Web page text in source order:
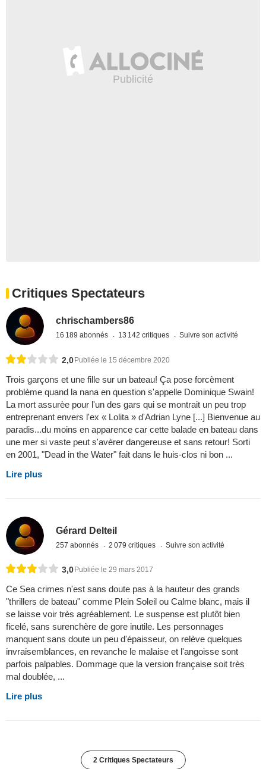
Critiques Spectateurs
chrischambers86
16 189 abonnés 13 142 critiques Suivre son activité
2,0 Publiée le 15 décembre 2020
Trois garçons et une fille sur un bateau! Ça pose forcèment
problème quand la nana en question s'appelle Dominique Swain!
La mort assurèe pour l'un des gars qui se montrait un peu trop
entreprenant envers l'ex « Lolita » d'Adrian Lyne [...] Bienvenue au
paradis...du moins en apparence car cette balade en bateau dans
une mer si vaste peut s'avèrer dangereuse et sans retour! Sorti
en 2001, "Dead in the Water" fait dans le huis-clos ni bon ...
Lire plus
Gérard Delteil
257 abonnés 2 079 critiques Suivre son activité
3,0 Publiée le 29 mars 2017
Ce Sea crimes n'est sans doute pas à la hauteur des grands
"thrillers de bateau" comme Plein Soleil ou Calme blanc, mais il
se laisse voir très agréablement. Le suspense est plutôt bien
ficelé, sans surenchère de gore inutile. Les personnages
manquent sans doute un peu d'épaisseur, on relève quelques
invraisemblances, en revanche le malaise et l'angoisse sont
parfois palpables. Dommage que la version française soit très
mal doublée, ...
Lire plus
2 Critiques Spectateurs